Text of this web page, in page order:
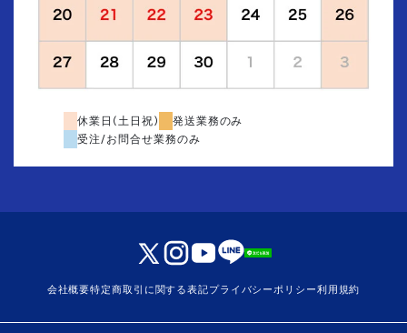
休業日(土日祝)
発送業務のみ
受注/お問合せ業務のみ
会社概要特定商取引に関する表記プライバシーポリシー利用規約